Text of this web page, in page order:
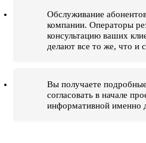
Обслуживание
компании. Операторы
консультацию ваших
делают все то же, что и
Вы получаете
согласовать в начале
информативной именно